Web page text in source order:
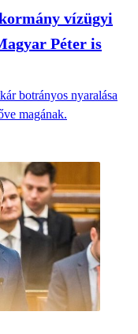
vízügyi
Péter is
botrányos nyaralása
magának.